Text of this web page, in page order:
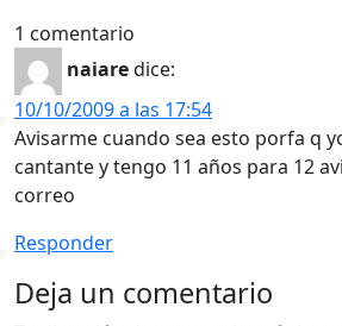
1 comentario
naiaredice:
10/10/2009 a las 17:54
Avisarme cuando sea esto porfa q
cantante y tengo 11 años para 12
correo
Responder
Deja un comentario